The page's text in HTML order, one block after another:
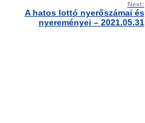
Next:
A hatos lottó nyerőszámai és
nyereményei – 2021.05.31